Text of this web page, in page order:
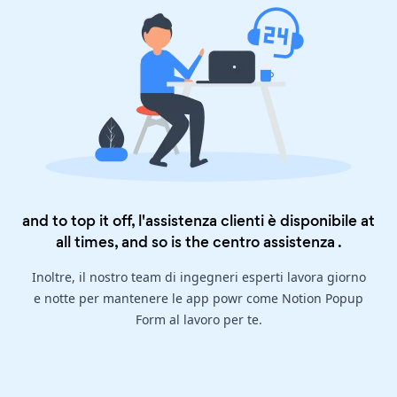
and to top it off, l'assistenza clienti è disponibile at
all times, and so is thecentro assistenza .
Inoltre, il nostro team di ingegneri esperti lavora giorno
e notte per mantenere le app powr come Notion Popup
Form al lavoro per te.